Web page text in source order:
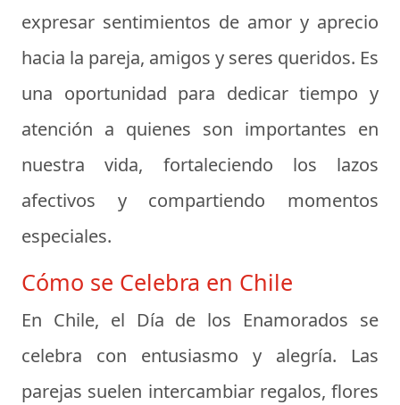
expresar sentimientos de amor y aprecio
hacia la pareja, amigos y seres queridos. Es
una oportunidad para dedicar tiempo y
atención a quienes son importantes en
nuestra vida, fortaleciendo los lazos
afectivos y compartiendo momentos
especiales.
Cómo se Celebra en Chile
En Chile, el Día de los Enamorados se
celebra con entusiasmo y alegría. Las
parejas suelen intercambiar regalos, flores